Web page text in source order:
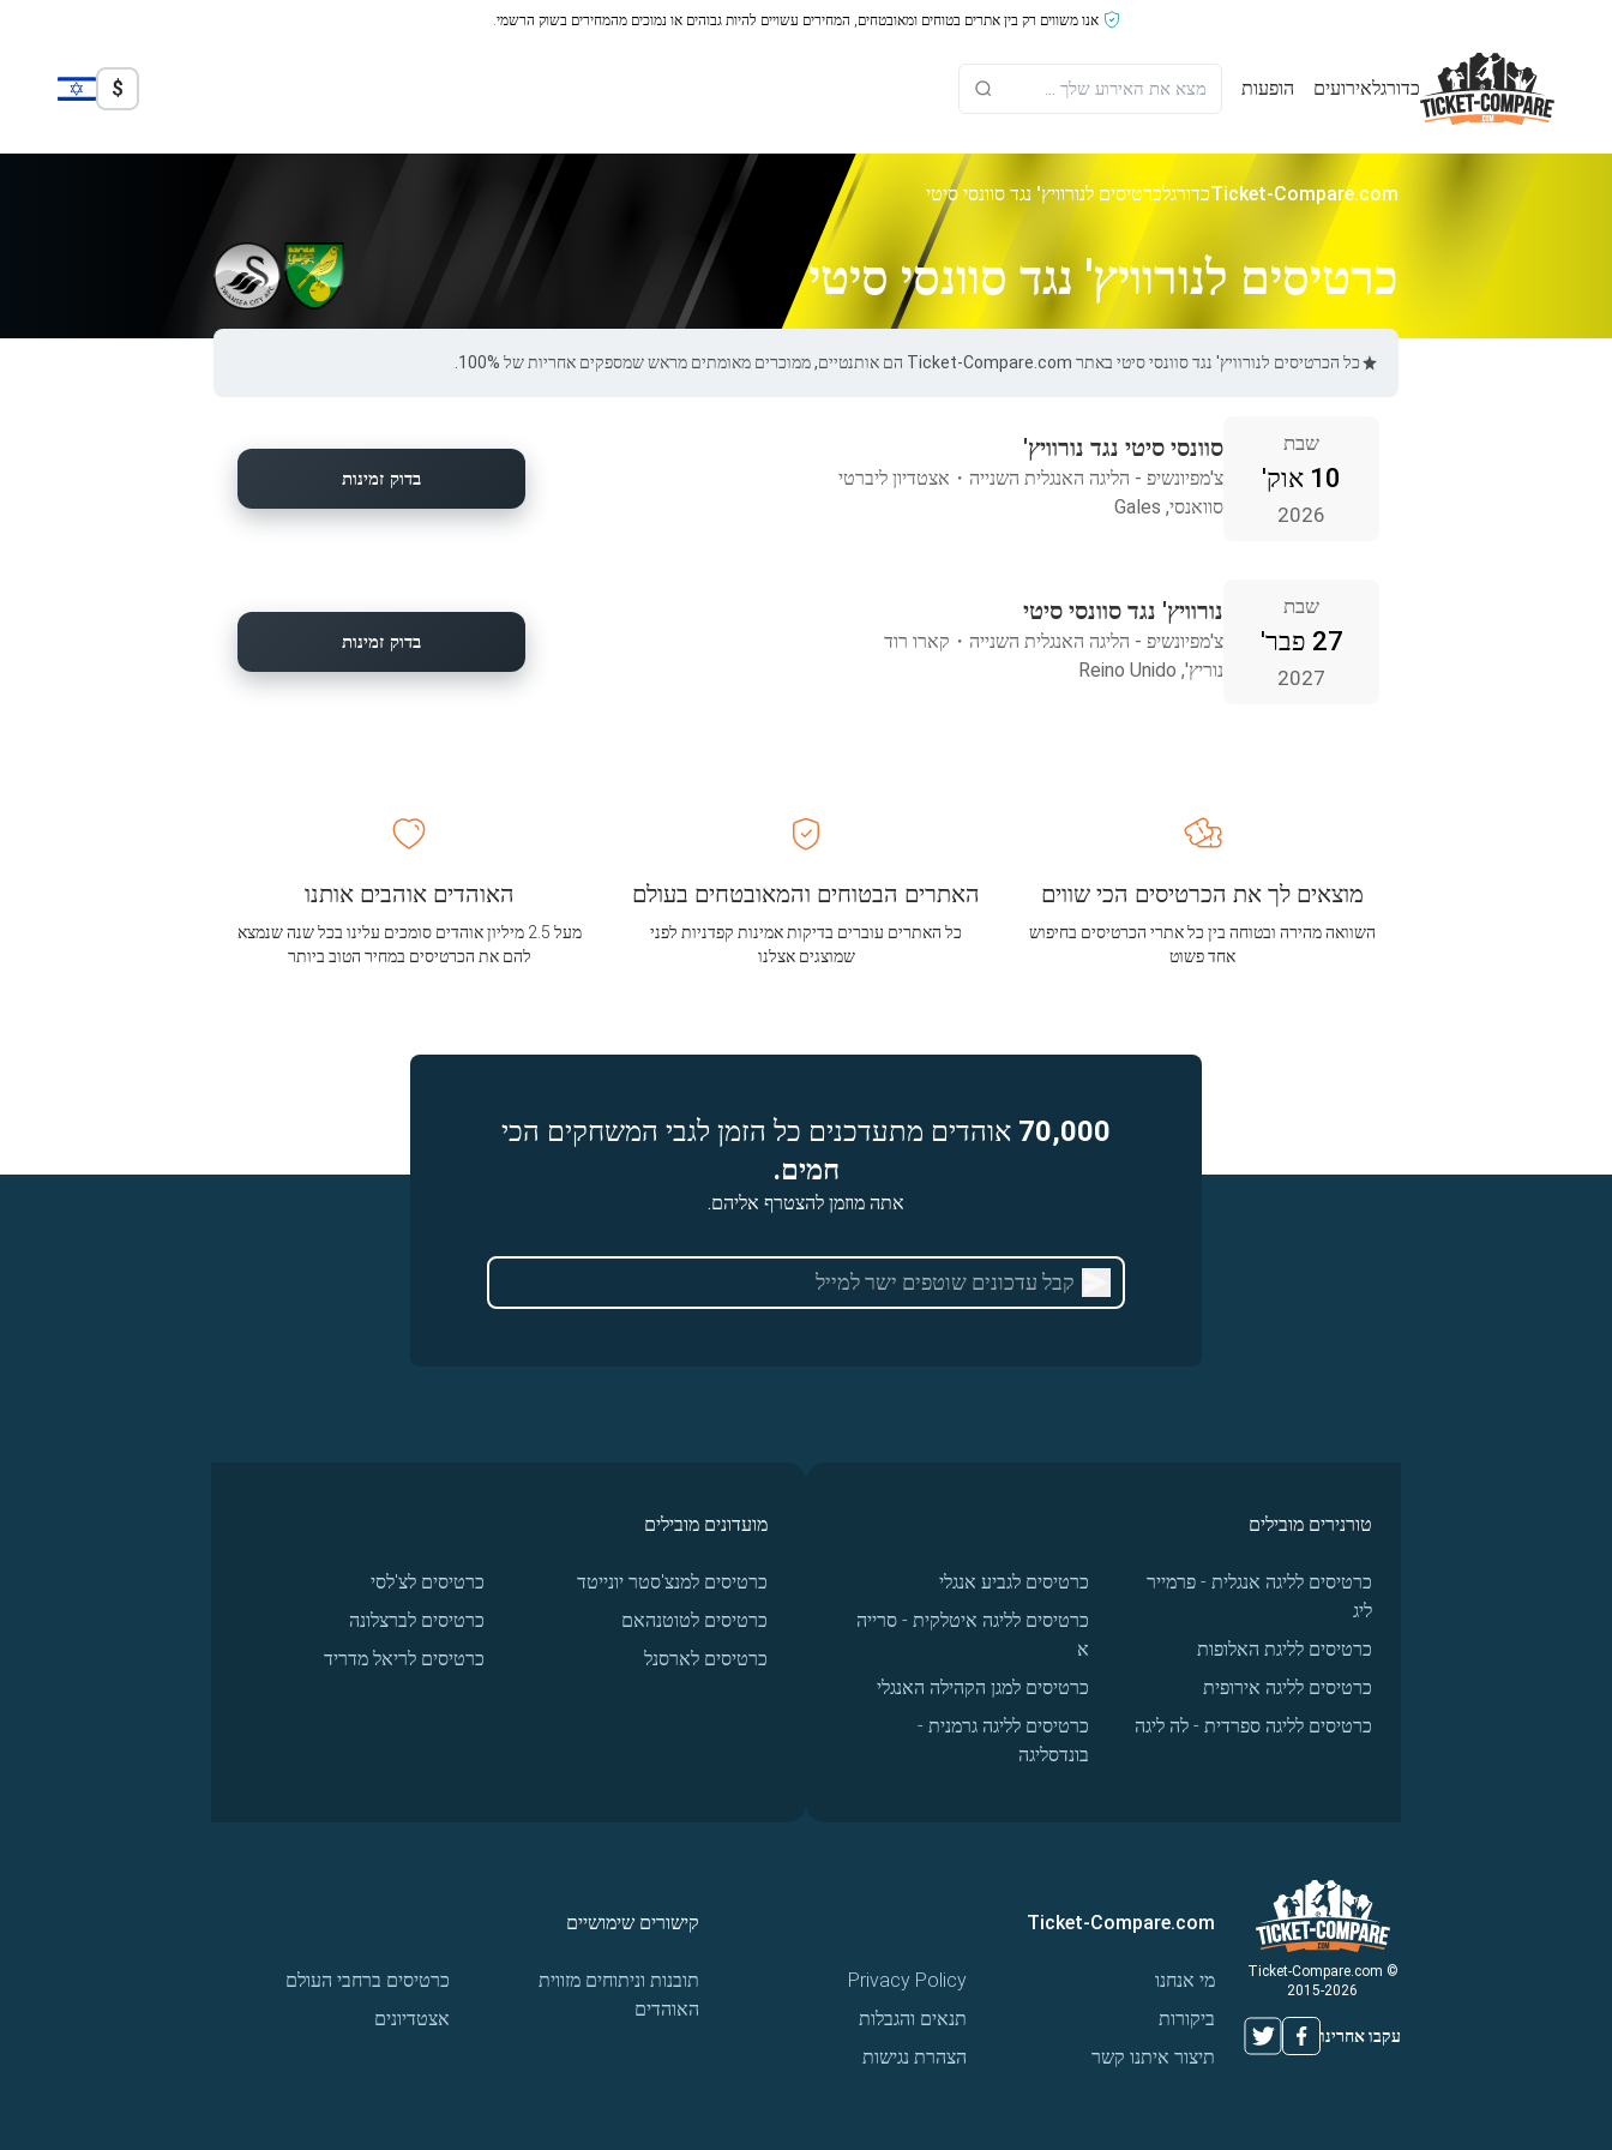
אנו משווים רק בין אתרים בטוחים ומאובטחים, המחירים עשויים להיות גבוהים או נמוכים מהמחירים בשוק הרשמי.
כדורגלאירועים הופעות $
Ticket-Compare.comכדורגלכרטיסים לנורוויץ' נגד סוונסי סיטי
כרטיסים לנורוויץ' נגד סוונסי סיטי
כל הכרטיסים לנורוויץ' נגד סוונסי סיטי באתר Ticket-Compare.com הם אותנטיים, ממוכרים מאומתים מראש שמספקים אחריות של 100%.
שבת
10 אוק'
2026
סוונסי סיטי נגד נורוויץ'
צ'מפיונשיפ - הליגה האנגלית השנייה ・ אצטדיון ליברטי
סוואנסי, Gales
בדוק זמינות
שבת
27 פבר'
2027
נורוויץ' נגד סוונסי סיטי
צ'מפיונשיפ - הליגה האנגלית השנייה ・ קארו רוד
נוריץ', Reino Unido
בדוק זמינות
האתרים הבטוחים והמאובטחים בעולם
כל האתרים עוברים בדיקות אמינות קפדניות לפני
שמוצגים אצלנו
מוצאים לך את הכרטיסים הכי שווים
השוואה מהירה ובטוחה בין כל אתרי הכרטיסים בחיפוש
אחד פשוט
האוהדים אוהבים אותנו
מעל 2.5 מיליון אוהדים סומכים עלינו בכל שנה שנמצא
להם את הכרטיסים במחיר הטוב ביותר
70,000 אוהדים מתעדכנים כל הזמן לגבי המשחקים הכי
חמים.
אתה מוזמן להצטרף אליהם.
טורנירים מובילים
כרטיסים לליגה אנגלית - פרמייר
ליג
כרטיסים לליגת האלופות
כרטיסים לליגה אירופית
כרטיסים לליגה ספרדית - לה ליגה
כרטיסים לגביע אנגלי
כרטיסים לליגה איטלקית - סרייה
א
כרטיסים למגן הקהילה האנגלי
כרטיסים לליגה גרמנית -
בונדסליגה
מועדונים מובילים
כרטיסים למנצ'סטר יונייטד
כרטיסים לטוטנהאם
כרטיסים לארסנל
כרטיסים לצ'לסי
כרטיסים לברצלונה
כרטיסים לריאל מדריד
© Ticket-Compare.com
2015-2026
עקבו אחרינו
Ticket-Compare.com
מי אנחנו
ביקורות
תיצור איתנו קשר
Privacy Policy
תנאים והגבלות
הצהרת נגישות
קישורים שימושיים
תובנות וניתוחים מזווית
האוהדים
כרטיסים ברחבי העולם
אצטדיונים